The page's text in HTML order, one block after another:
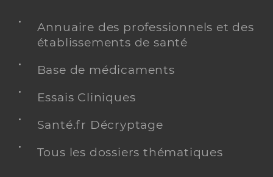
Annuaire des professionnels et des
établissements de santé
Base de médicaments
Essais Cliniques
Santé.fr Décryptage
Tous les dossiers thématiques